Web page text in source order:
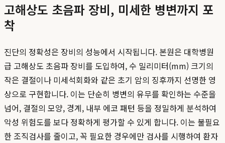
고해상도 초음파 장비, 미세한 병변까지 포
착
진단의 정확성은 장비의 성능에서 시작됩니다. 본원은 대학병원
급 고해상도 초음파 장비를 도입하여, 수 밀리미터(mm) 크기의
작은 결절이나 미세석회화와 같은 초기 암의 징후까지 선명한 영
상으로 구현합니다. 이는 단순히 병변의 유무를 확인하는 수준을
넘어, 결절의 모양, 경계, 내부 에코 패턴 등을 정밀하게 분석하여
악성 위험도를 보다 정확하게 평가할 수 있게 합니다. 이는 불필요
한 조직검사를 줄이고, 꼭 필요한 경우에만 검사를 시행하여 환자